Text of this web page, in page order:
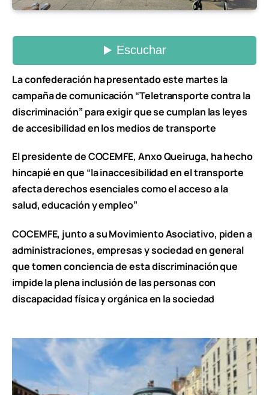
La confederación ha presentado este martes la
campaña de comunicación “Teletransporte contra la
discriminación” para exigir que se cumplan las leyes
de accesibilidad en los medios de transporte
El presidente de COCEMFE, Anxo Queiruga, ha hecho
hincapié en que “la inaccesibilidad en el transporte
afecta derechos esenciales como el acceso a la
salud, educación y empleo”
COCEMFE, junto a su Movimiento Asociativo, piden a
administraciones, empresas y sociedad en general
que tomen conciencia de esta discriminación que
impide la plena inclusión de las personas con
discapacidad física y orgánica en la sociedad